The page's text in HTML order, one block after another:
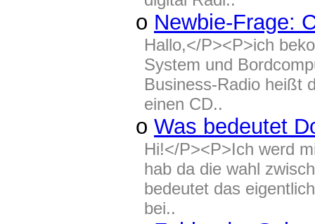
o Newbie-Frage:
Hallo,</P><P>ich
System und
Business-Radio heißt
einen CD..
o Was bedeutet
Hi!</P><P>Ich werd
hab da die wahl
bedeutet das
bei..